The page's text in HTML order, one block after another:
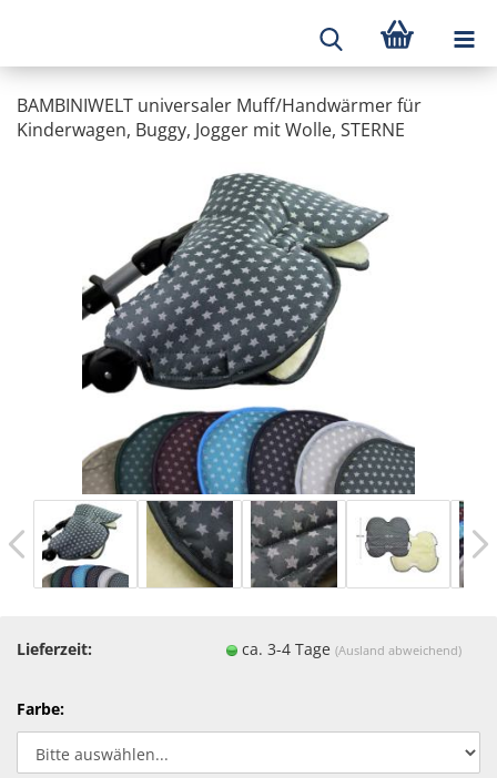
BAMBINIWELT universaler Muff/Handwärmer für
Kinderwagen, Buggy, Jogger mit Wolle, STERNE
Lieferzeit: ca. 3-4 Tage(Ausland abweichend)
Farbe: